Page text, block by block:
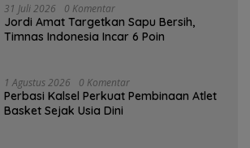
31 Juli 2026 0 Komentar
Jordi Amat Targetkan Sapu Bersih,
Timnas Indonesia Incar 6 Poin
1 Agustus 2026 0 Komentar
Perbasi Kalsel Perkuat Pembinaan Atlet
Basket Sejak Usia Dini